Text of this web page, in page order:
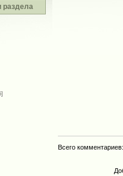
раздела
Всего комментариев